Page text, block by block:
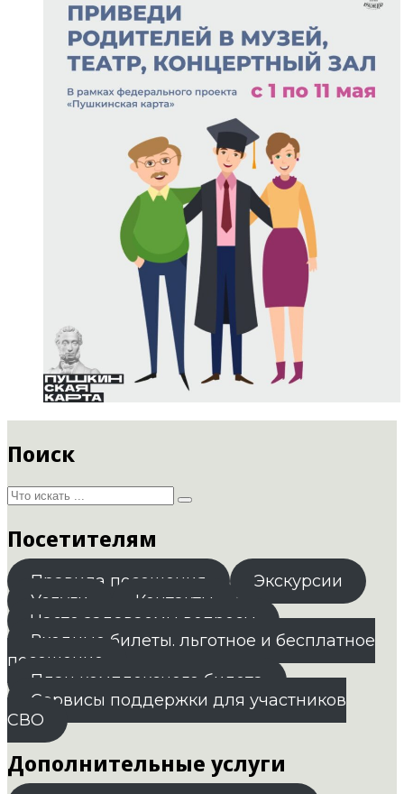
Поиск
Посетителям
Правила посещения
Экскурсии
Услуги
Контакты
Часто задаваемы вопросы
Входные билеты. льготное и бесплатное
посещение
План комплексного билета
Сервисы поддержки для участников
СВО
Дополнительные услуги